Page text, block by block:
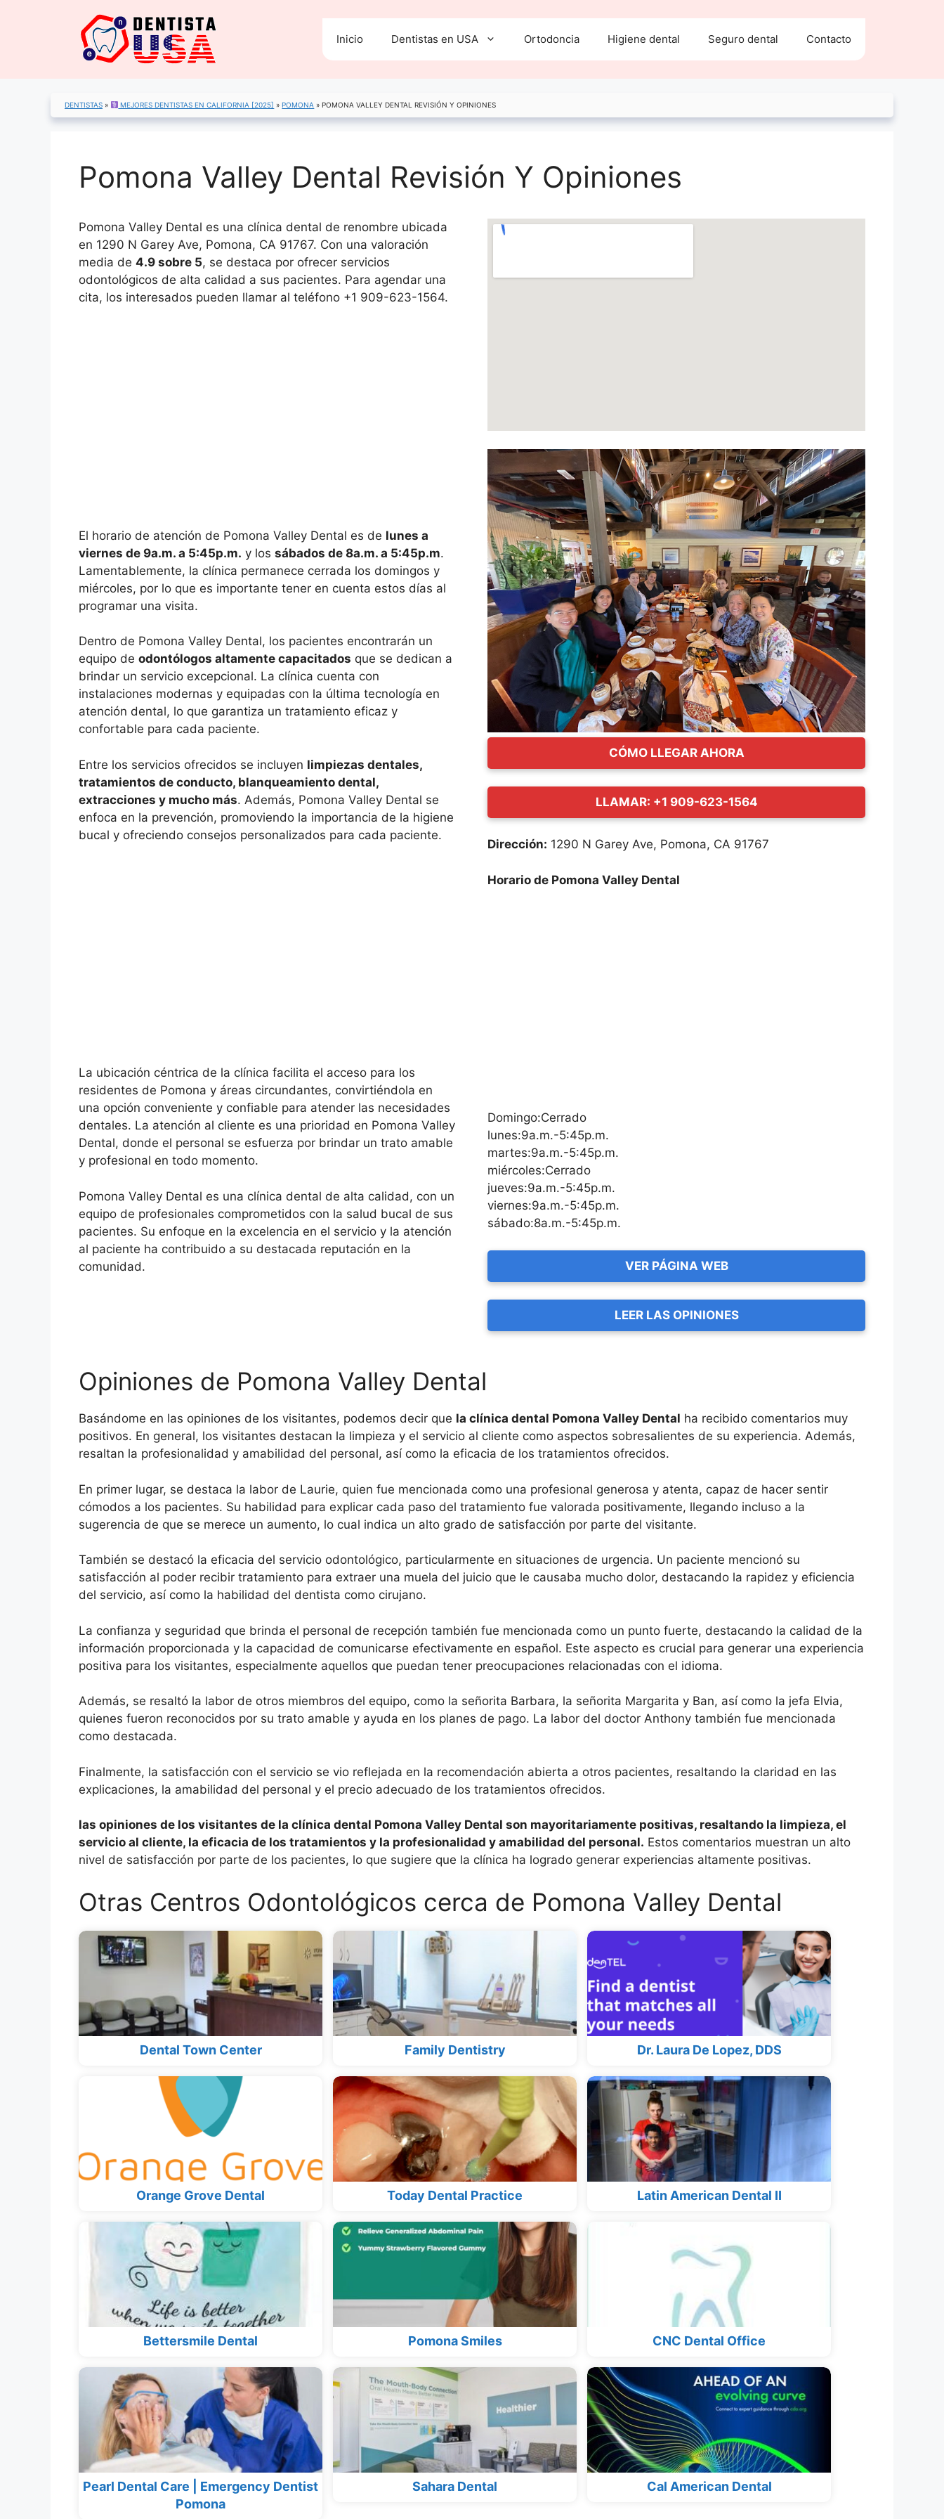
Inicio Dentistas en USA Ortodoncia Higiene dental Seguro dental Contacto
DENTISTAS » MEJORES DENTISTAS EN CALIFORNIA [2025] »POMONA »POMONA VALLEY DENTAL REVISIÓN Y OPINIONES
Pomona Valley Dental Revisión Y Opiniones
Pomona Valley Dental es una clínica dental de renombre ubicada
en 1290 N Garey Ave, Pomona, CA 91767. Con una valoración
media de 4.9 sobre 5, se destaca por ofrecer servicios
odontológicos de alta calidad a sus pacientes. Para agendar una
cita, los interesados pueden llamar al teléfono +1 909-623-1564.
El horario de atención de Pomona Valley Dental es de lunes a
viernes de 9a.m. a 5:45p.m. y los sábados de 8a.m. a 5:45p.m.
Lamentablemente, la clínica permanece cerrada los domingos y
miércoles, por lo que es importante tener en cuenta estos días al
programar una visita.
Dentro de Pomona Valley Dental, los pacientes encontrarán un
equipo de odontólogos altamente capacitados que se dedican a
brindar un servicio excepcional. La clínica cuenta con
instalaciones modernas y equipadas con la última tecnología en
atención dental, lo que garantiza un tratamiento eficaz y
confortable para cada paciente.
Entre los servicios ofrecidos se incluyen limpiezas dentales,
tratamientos de conducto, blanqueamiento dental,
extracciones y mucho más. Además, Pomona Valley Dental se
enfoca en la prevención, promoviendo la importancia de la higiene
bucal y ofreciendo consejos personalizados para cada paciente.
La ubicación céntrica de la clínica facilita el acceso para los
residentes de Pomona y áreas circundantes, convirtiéndola en
una opción conveniente y confiable para atender las necesidades
dentales. La atención al cliente es una prioridad en Pomona Valley
Dental, donde el personal se esfuerza por brindar un trato amable
y profesional en todo momento.
Pomona Valley Dental es una clínica dental de alta calidad, con un
equipo de profesionales comprometidos con la salud bucal de sus
pacientes. Su enfoque en la excelencia en el servicio y la atención
al paciente ha contribuido a su destacada reputación en la
comunidad.
CÓMO LLEGAR AHORA
LLAMAR: +1 909-623-1564
Dirección: 1290 N Garey Ave, Pomona, CA 91767
Horario de Pomona Valley Dental
Domingo:Cerrado
lunes:9a.m.-5:45p.m.
martes:9a.m.-5:45p.m.
miércoles:Cerrado
jueves:9a.m.-5:45p.m.
viernes:9a.m.-5:45p.m.
sábado:8a.m.-5:45p.m.
VER PÁGINA WEB
LEER LAS OPINIONES
Opiniones de Pomona Valley Dental
Basándome en las opiniones de los visitantes, podemos decir que la clínica dental Pomona Valley Dental ha recibido comentarios muy
positivos. En general, los visitantes destacan la limpieza y el servicio al cliente como aspectos sobresalientes de su experiencia. Además,
resaltan la profesionalidad y amabilidad del personal, así como la eficacia de los tratamientos ofrecidos.
En primer lugar, se destaca la labor de Laurie, quien fue mencionada como una profesional generosa y atenta, capaz de hacer sentir
cómodos a los pacientes. Su habilidad para explicar cada paso del tratamiento fue valorada positivamente, llegando incluso a la
sugerencia de que se merece un aumento, lo cual indica un alto grado de satisfacción por parte del visitante.
También se destacó la eficacia del servicio odontológico, particularmente en situaciones de urgencia. Un paciente mencionó su
satisfacción al poder recibir tratamiento para extraer una muela del juicio que le causaba mucho dolor, destacando la rapidez y eficiencia
del servicio, así como la habilidad del dentista como cirujano.
La confianza y seguridad que brinda el personal de recepción también fue mencionada como un punto fuerte, destacando la calidad de la
información proporcionada y la capacidad de comunicarse efectivamente en español. Este aspecto es crucial para generar una experiencia
positiva para los visitantes, especialmente aquellos que puedan tener preocupaciones relacionadas con el idioma.
Además, se resaltó la labor de otros miembros del equipo, como la señorita Barbara, la señorita Margarita y Ban, así como la jefa Elvia,
quienes fueron reconocidos por su trato amable y ayuda en los planes de pago. La labor del doctor Anthony también fue mencionada
como destacada.
Finalmente, la satisfacción con el servicio se vio reflejada en la recomendación abierta a otros pacientes, resaltando la claridad en las
explicaciones, la amabilidad del personal y el precio adecuado de los tratamientos ofrecidos.
las opiniones de los visitantes de la clínica dental Pomona Valley Dental son mayoritariamente positivas, resaltando la limpieza, el
servicio al cliente, la eficacia de los tratamientos y la profesionalidad y amabilidad del personal. Estos comentarios muestran un alto
nivel de satisfacción por parte de los pacientes, lo que sugiere que la clínica ha logrado generar experiencias altamente positivas.
Otras Centros Odontológicos cerca de Pomona Valley Dental
Dental Town Center Family Dentistry Dr. Laura De Lopez, DDS
Orange Grove Dental Today Dental Practice Latin American Dental II
Bettersmile Dental Pomona Smiles CNC Dental Office
Pearl Dental Care | Emergency Dentist
Pomona
Sahara Dental Cal American Dental